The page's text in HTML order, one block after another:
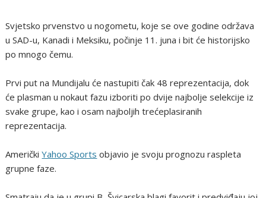
Svjetsko prvenstvo u nogometu, koje se ove godine održava
u SAD-u, Kanadi i Meksiku, počinje 11. juna i bit će historijsko
po mnogo čemu.
Prvi put na Mundijalu će nastupiti čak 48 reprezentacija, dok
će plasman u nokaut fazu izboriti po dvije najbolje selekcije iz
svake grupe, kao i osam najboljih trećeplasiranih
reprezentacija.
AmeričkiYahoo Sports objavio je svoju prognozu raspleta
grupne faze.